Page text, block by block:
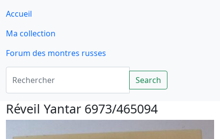
Accueil
Ma collection
Forum des montres russes
Rechercher
Search
Réveil Yantar 6973/465094